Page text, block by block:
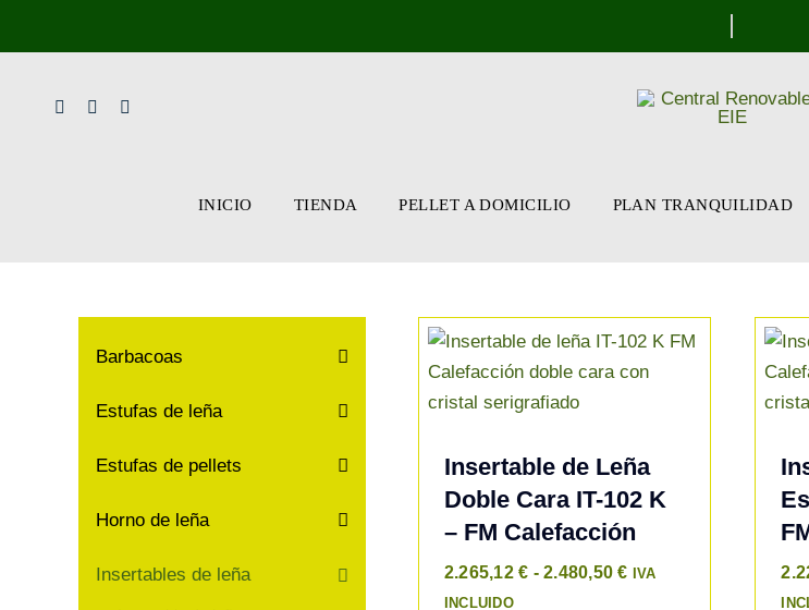
INICIO TIENDA PELLET A DOMICILIO PLAN TRANQUILIDAD
Barbacoas
Estufas de leña
Estufas de pellets
Horno de leña
Insertables de leña
Insertable de Leña
Doble Cara IT-102 K
– FM Calefacción
2.265,12€ - 2.480,50€Rango
IVA
INCLUIDO